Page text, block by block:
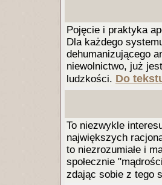
Pojęcie i praktyka
Dla każdego
dehumanizującego
niewolnictwo, już
ludzkości. Do
To niezwykle
największych
to niezrozumiałe i
społecznie
zdając sobie z tego